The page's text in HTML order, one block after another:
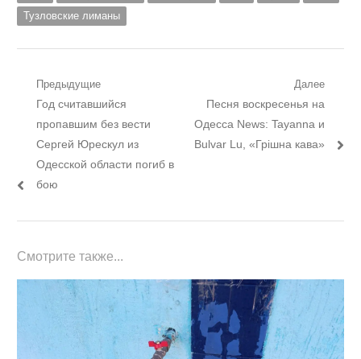
Тузловские лиманы
Навигация
записям
Предыдущие
Предыдущий
пост:
Год считавшийся
пропавшим без вести
Сергей Юрескул из
Одесской области погиб в
бою
Далее
Следующий
пост:
Песня воскресенья на
Одесса News: Tayanna и
Bulvar Lu, «Грішна кава»
Смотрите также...